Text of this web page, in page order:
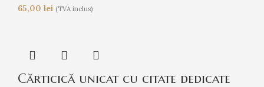
65,00 lei (TVA inclus)
Cărticică unicat cu citate dedicate